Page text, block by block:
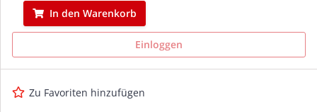
In den Warenkorb
Einloggen
Zu Favoriten hinzufügen